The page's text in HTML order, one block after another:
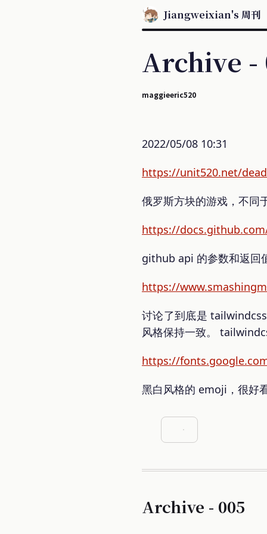
Jiangweixian's 周刊
Archive -
maggieeric520
2022/05/08 10:31
https://unit520.net/
俄罗斯方块的游戏，不同
https://
github api 的参数和返回
https://
讨论了到底是
风格保持一致。
https://
黑白风格的 emoji，很好看
Archive - 005